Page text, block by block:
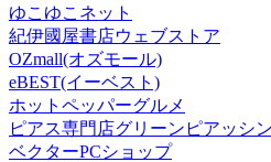
ゆこゆこネット
紀伊國屋書店ウェブストア
OZmall(オズモール)
eBEST(イーベスト)
ホットペッパーグルメ
ピアス専門店グリーンピアッシ
ベクターPCショップ